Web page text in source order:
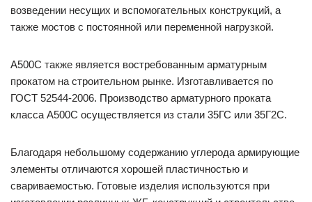
возведении несущих и вспомогательных конструкций, а
также мостов с постоянной или переменной нагрузкой.
А500С также является востребованным арматурным
прокатом на строительном рынке. Изготавливается по
ГОСТ 52544-2006. Производство арматурного проката
класса А500С осуществляется из стали 35ГС или 35Г2С.
Благодаря небольшому содержанию углерода армирующие
элементы отличаются хорошей пластичностью и
свариваемостью. Готовые изделия используются при